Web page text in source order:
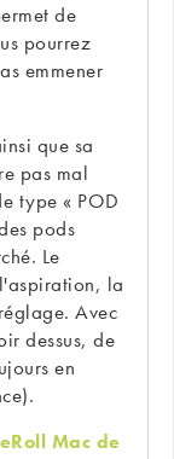
de
pourrez
emmener
que sa
pas mal
type « POD
pods
Le
la
Avec
dessus, de
en
Mac de